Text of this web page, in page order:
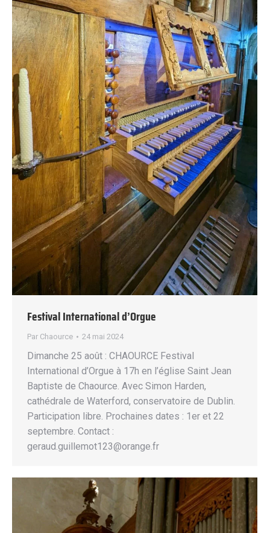
Festival International d’Orgue
Par Chaource 24 mai 2024
Dimanche 25 août : CHAOURCE Festival
International d’Orgue à 17h en l’église Saint Jean
Baptiste de Chaource. Avec Simon Harden,
cathédrale de Waterford, conservatoire de Dublin.
Participation libre. Prochaines dates : 1er et 22
septembre. Contact :
geraud.guillemot123@orange.fr